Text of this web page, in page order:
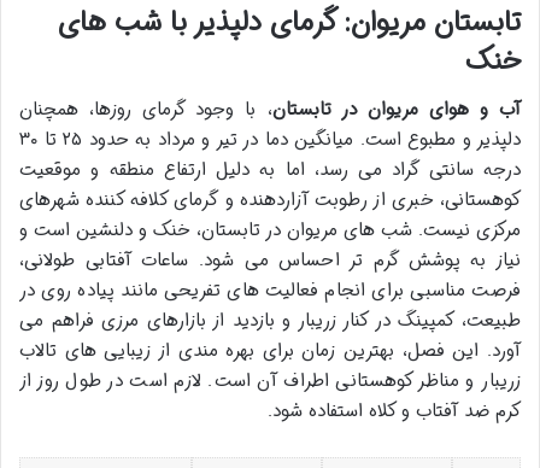
تابستان مریوان: گرمای دلپذیر با شب های
خنک
آب و هوای مریوان در تابستان، با وجود گرمای روزها، همچنان
دلپذیر و مطبوع است. میانگین دما در تیر و مرداد به حدود ۲۵ تا ۳۰
درجه سانتی گراد می رسد، اما به دلیل ارتفاع منطقه و موقعیت
کوهستانی، خبری از رطوبت آزاردهنده و گرمای کلافه کننده شهرهای
مرکزی نیست. شب های مریوان در تابستان، خنک و دلنشین است و
نیاز به پوشش گرم تر احساس می شود. ساعات آفتابی طولانی،
فرصت مناسبی برای انجام فعالیت های تفریحی مانند پیاده روی در
طبیعت، کمپینگ در کنار زریبار و بازدید از بازارهای مرزی فراهم می
آورد. این فصل، بهترین زمان برای بهره مندی از زیبایی های تالاب
زریبار و مناظر کوهستانی اطراف آن است. لازم است در طول روز از
کرم ضد آفتاب و کلاه استفاده شود.